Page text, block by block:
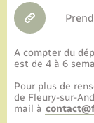
A compter du
est de 4 à 6
Pour plus de
de Fleury-sur-
mail à